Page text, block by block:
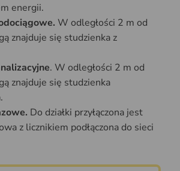
energii.
W odległości 2 m od
znajduje się studzienka z
. W odległości 2 m od
znajduje się studzienka
Do działki przyłączona jest
z licznikiem podłączona do sieci